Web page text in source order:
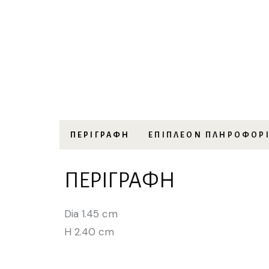
ΠΕΡΙΓΡΑΦΉ ΕΠΙΠΛΈΟΝ
ΠΕΡΙΓΡΑΦΉ
Dia 1.45 cm
H 2.40 cm